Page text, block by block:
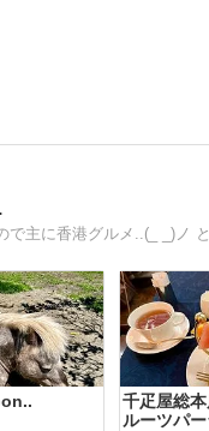
で主に香港グルメ..(_ _)ノ と
千疋屋総
ルーツパ